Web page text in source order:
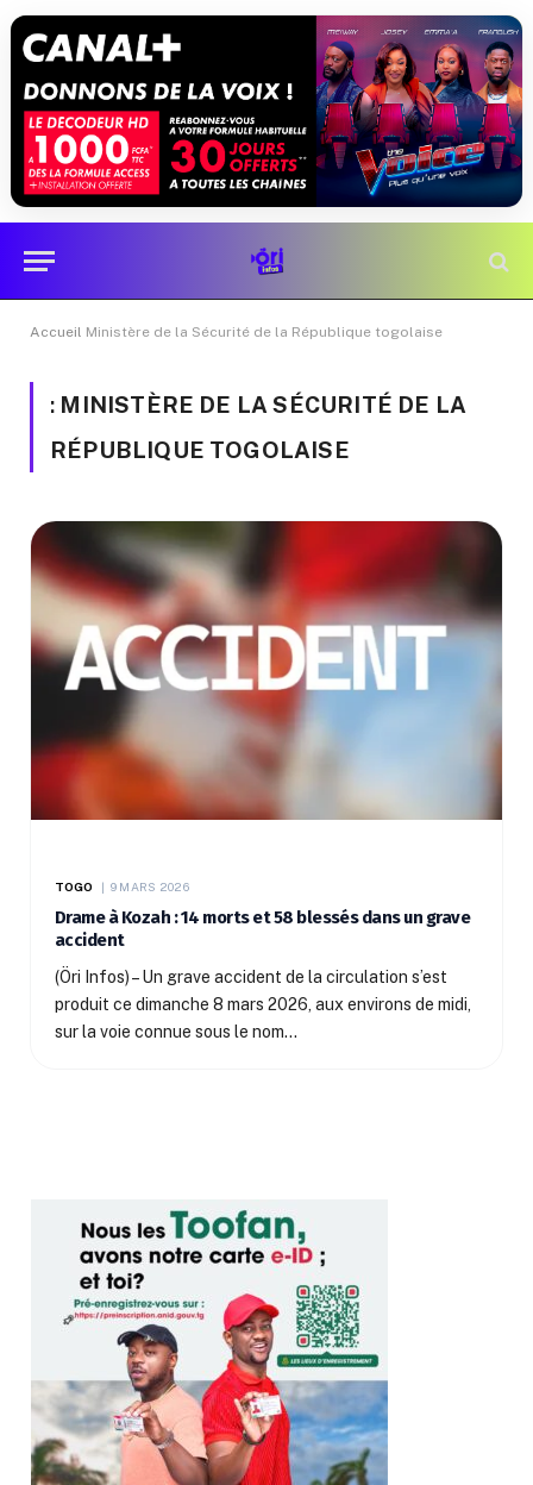
Accueil Ministère de la Sécurité de la République togolaise
: MINISTÈRE DE LA SÉCURITÉ DE LA
RÉPUBLIQUE TOGOLAISE
TOGO 9 MARS 2026
Drame à Kozah : 14 morts et 58 blessés dans un grave
accident
(Öri Infos) – Un grave accident de la circulation s’est
produit ce dimanche 8 mars 2026, aux environs de midi,
sur la voie connue sous le nom…